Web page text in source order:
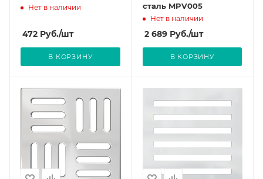
Нет в наличии
472 Руб./шт
В КОРЗИНУ
сталь MPV005
Нет в наличии
2 689Руб./шт
В КОРЗИНУ